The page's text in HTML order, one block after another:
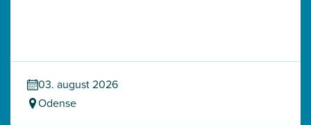
03. august 2026
Odense